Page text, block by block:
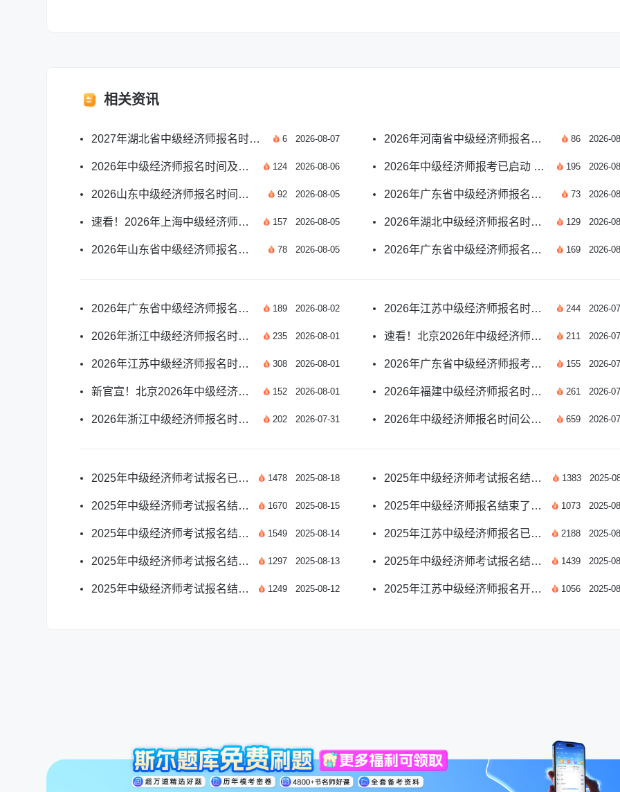
相关资讯
2027年湖北省中级经济师报名时间新安排汇总 6 2026-08-07
2026年中级经济师报名时间及报考安排全汇总 124 2026-08-06
2026山东中级经济师报名时间及报考安排汇总 92 2026-08-05
速看！2026年上海中级经济师报名时间已正式公布 157 2026-08-05
2026年山东省中级经济师报名时间及报考安排汇总 78 2026-08-05
2026年河南省中级经济师报名时间是否已确定 86 2026-
2026年中级经济师报考已启动 新报考指南汇总 195 2026-
2026年广东省中级经济师报名时间及报考安排汇总 73 2026-
2026年湖北中级经济师报名时间及报考须知汇总 129 2026-
2026年广东省中级经济师报名时间及报考安排汇总 169 2026-
2026年广东省中级经济师报名时间及报考安排汇总 189 2026-08-02
2026年浙江中级经济师报名时间及报考安排汇总 235 2026-08-01
2026年江苏中级经济师报名时间及报考要点汇总 308 2026-08-01
新官宣！北京2026年中级经济师报名时间已公布 152 2026-08-01
2026年浙江中级经济师报名时间及报考安排汇总 202 2026-07-31
2026年江苏中级经济师报名时间官方安排汇总 244 2026-
速看！北京2026年中级经济师报名时间已公布 211 2026-
2026年广东省中级经济师报考时间官方信息汇总 155 2026-
2026年福建中级经济师报名时间官方解答汇总 261 2026-
2026年中级经济师报名时间公布 附报考备考全指南 659 2026-
2025年中级经济师考试报名已结束？这些备考要点要牢记 1478 2025-08-18
2025年中级经济师考试报名结束了吗？最新考情速递 1670 2025-08-15
2025年中级经济师考试报名结束了吗？最后截止日期解析 1549 2025-08-14
2025年中级经济师考试报名结束了吗？今日截止速查！ 1297 2025-08-13
2025年中级经济师考试报名结束了吗？最新截止日期解析 1249 2025-08-12
2025年中级经济师考试报名结束了吗？这些事项必须抓紧处理 1383 2025-
2025年中级经济师报名结束了吗？这些地区仍可报考！ 1073 2025-
2025年江苏中级经济师报名已启动！现在报考来得及吗？ 2188 2025-
2025年中级经济师考试报名结束了吗？这些地区仍可报考！ 1439 2025-
2025年江苏中级经济师报名开始了吗？报考时间详解 1056 2025-